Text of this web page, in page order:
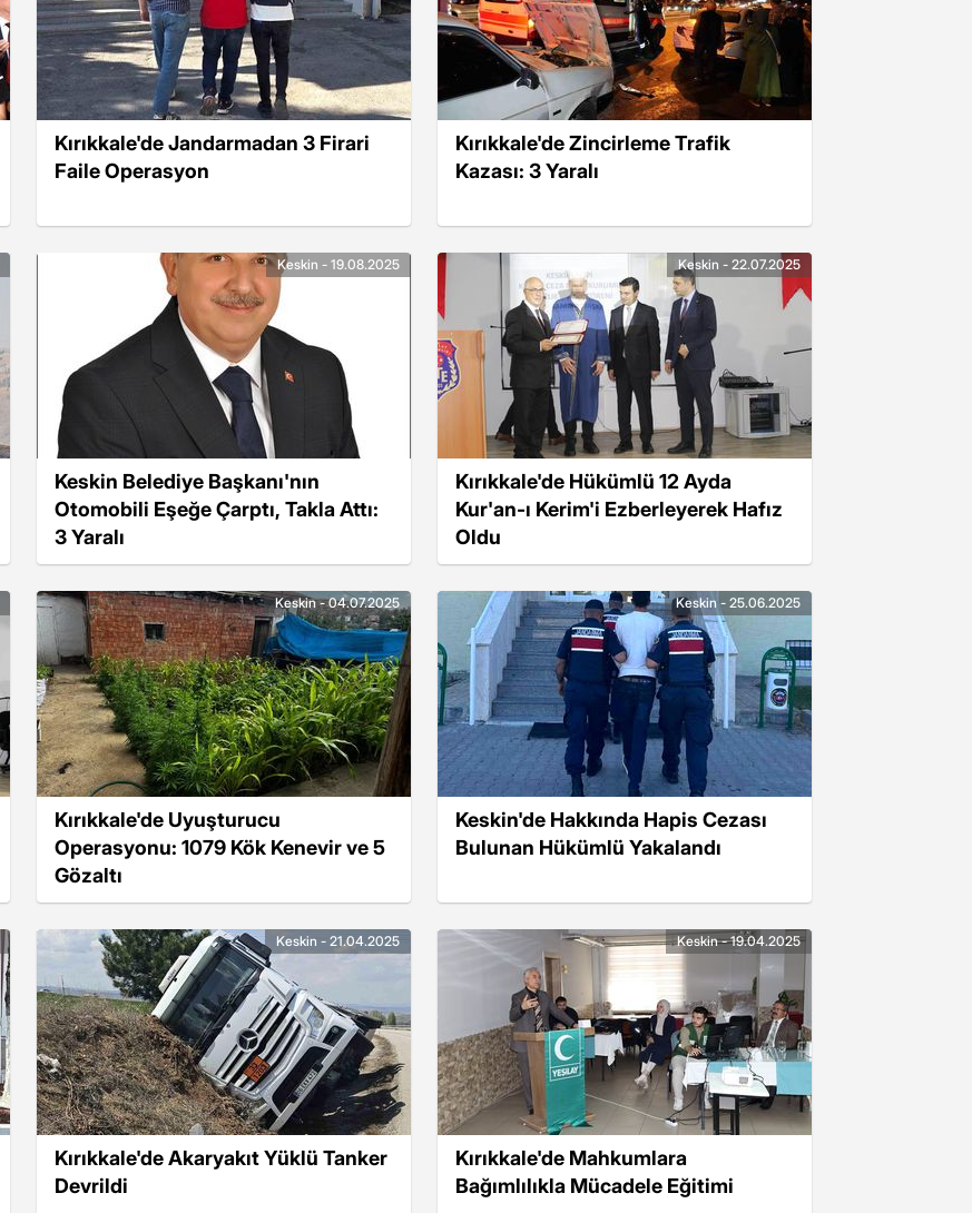
Kırıkkale'de Jandarmadan 3 Firari
Faile Operasyon
Kırıkkale'de Zincirleme Trafik
Kazası: 3 Yaralı
Keskin Belediye Başkanı'nın
Otomobili Eşeğe Çarptı, Takla Attı:
3 Yaralı
Keskin - 19.08.2025
Kırıkkale'de Hükümlü 12 Ayda
Kur'an-ı Kerim'i Ezberleyerek Hafız
Oldu
Keskin - 22.07.2025
Kırıkkale'de Uyuşturucu
Operasyonu: 1079 Kök Kenevir ve 5
Gözaltı
Keskin - 04.07.2025
Keskin'de Hakkında Hapis Cezası
Bulunan Hükümlü Yakalandı
Keskin - 25.06.2025
Kırıkkale'de Akaryakıt Yüklü Tanker
Devrildi
Keskin - 21.04.2025
Kırıkkale'de Mahkumlara
Bağımlılıkla Mücadele Eğitimi
Keskin - 19.04.2025